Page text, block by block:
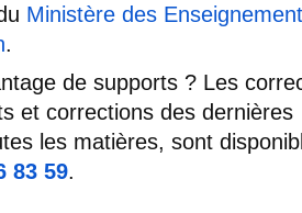
Ministère des
.
de supports ? Les
et corrections des dernières
les matières, sont
83 59.